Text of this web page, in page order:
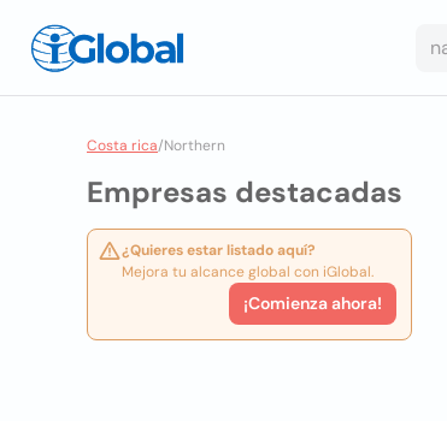
Costa rica/Northern
Empresas destacadas
¿Quieres estar listado aquí?
Mejora tu alcance global con iGlobal.
¡Comienza ahora!